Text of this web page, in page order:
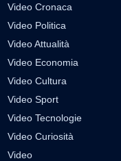
Video Cronaca
Video Politica
Video Attualità
Video Economia
Video Cultura
Video Sport
Video Tecnologie
Video Curiosità
Video